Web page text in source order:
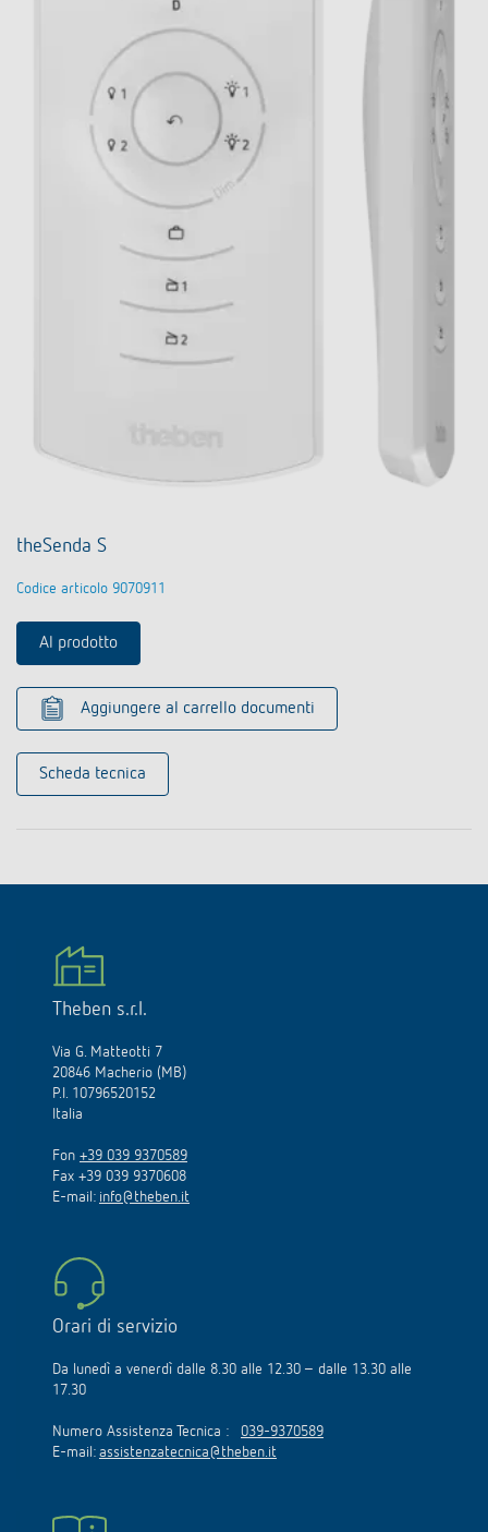
theSenda S
Codice articolo 9070911
Al prodotto
Aggiungere al carrello documenti
Scheda tecnica
Theben s.r.l.
Via G. Matteotti 7
20846 Macherio (MB)
P.I. 10796520152
Italia
Fon +39 039 9370589
Fax +39 039 9370608
E-mail: info@theben.it
Orari di servizio
Da lunedì a venerdì dalle 8.30 alle 12.30 – dalle 13.30 alle
17.30
Numero Assistenza Tecnica : 039-9370589
E-mail: assistenzatecnica@theben.it